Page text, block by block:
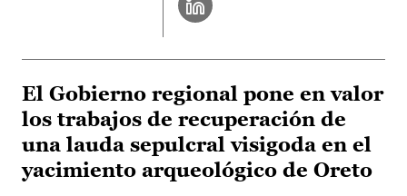
El Gobierno regional pone en valor
los trabajos de recuperación de
una lauda sepulcral visigoda en el
yacimiento arqueológico de Oreto